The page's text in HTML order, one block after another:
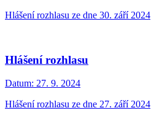
Hlášení rozhlasu ze dne 30. září 2024
Hlášení rozhlasu
Datum: 27. 9. 2024
Hlášení rozhlasu ze dne 27. září 2024